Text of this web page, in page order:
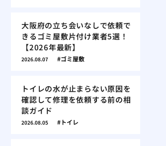
大阪府の立ち会いなしで依頼で
きるゴミ屋敷片付け業者5選！
【2026年最新】
2026.08.07 ゴミ屋敷
トイレの水が止まらない原因を
確認して修理を依頼する前の相
談ガイド
2026.08.05 トイレ